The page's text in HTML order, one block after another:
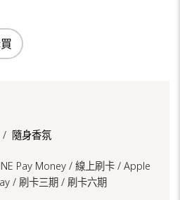
/ 隨身香氛
Pay Money / 線上刷卡 / Apple
/ 刷卡三期 / 刷卡六期